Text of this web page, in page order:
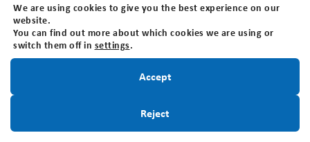
We are using cookies to give you the best experience on our
website.
You can find out more about which cookies we are using or
switch them off in settings.
Accept
Reject